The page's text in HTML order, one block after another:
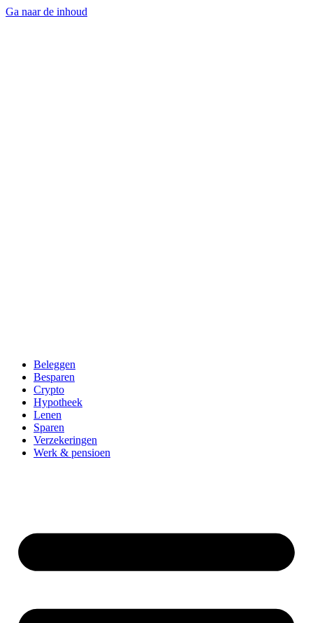
Ga naar de inhoud
Beleggen
Besparen
Crypto
Hypotheek
Lenen
Sparen
Verzekeringen
Werk & pensioen